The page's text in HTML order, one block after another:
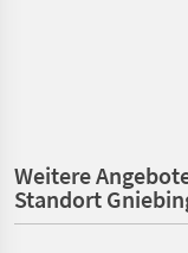
Weitere
Standort